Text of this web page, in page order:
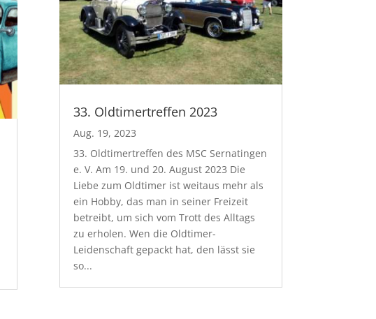
33. Oldtimertreffen 2023
Aug. 19, 2023
33. Oldtimertreffen des MSC Sernatingen
e. V. Am 19. und 20. August 2023 Die
Liebe zum Oldtimer ist weitaus mehr als
ein Hobby, das man in seiner Freizeit
betreibt, um sich vom Trott des Alltags
zu erholen. Wen die Oldtimer-
Leidenschaft gepackt hat, den lässt sie
so...